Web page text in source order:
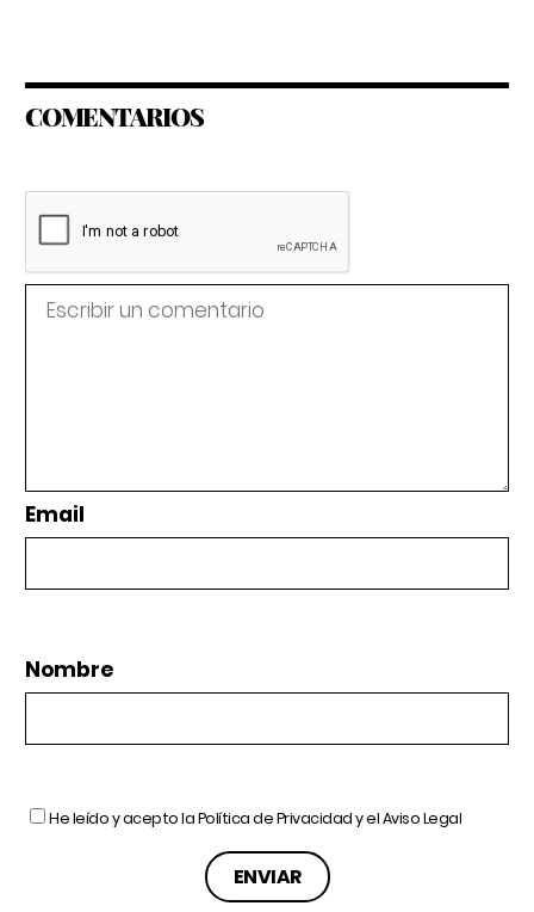
COMENTARIOS
Email
Nombre
He leído y acepto laPolítica de Privacidady elAviso Legal